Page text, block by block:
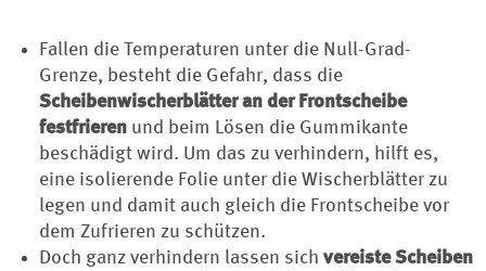
Fallen die Temperaturen unter die Null-Grad-
Grenze, besteht die Gefahr, dass die
Scheibenwischerblätter an der Frontscheibe
festfrieren und beim Lösen die Gummikante
beschädigt wird. Um das zu verhindern, hilft es,
eine isolierende Folie unter die Wischerblätter zu
legen und damit auch gleich die Frontscheibe vor
dem Zufrieren zu schützen.
Doch ganz verhindern lassen sich vereiste Scheiben